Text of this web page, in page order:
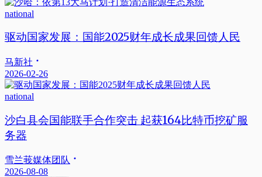
national
驱动国家发展：国能2025财年成长成果回馈人民
马新社
2026-02-26
national
沙白县会国能联手合作突击 起获164比特币挖矿服
务器
雪兰莪媒体团队
2026-08-08